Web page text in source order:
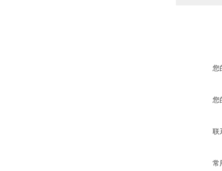
您
您
联
常